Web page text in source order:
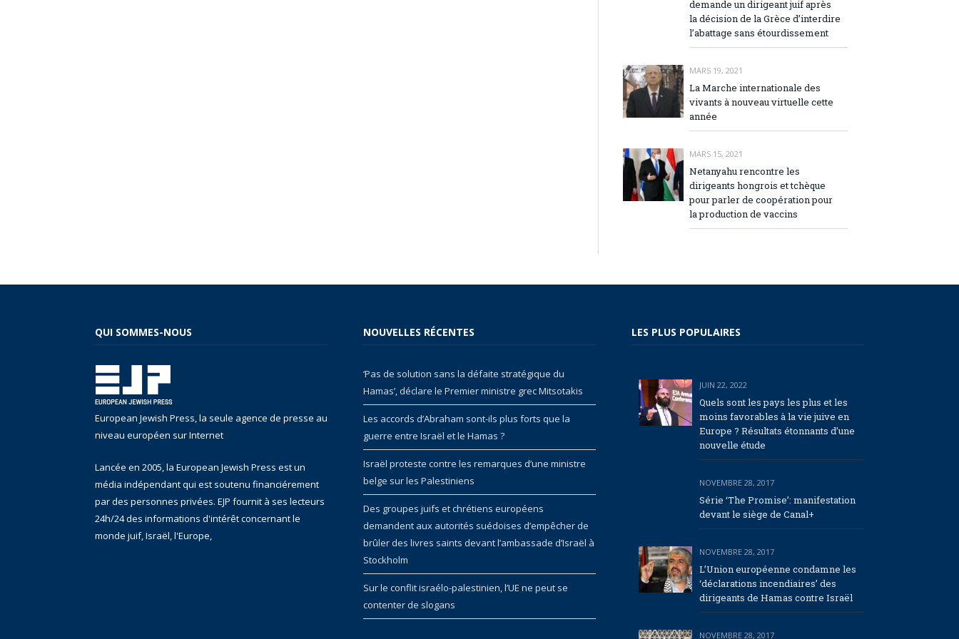
demande un dirigeant juif après
la décision de la Grèce d’interdire
l’abattage sans étourdissement
MARS 19, 2021
La Marche internationale des
vivants à nouveau virtuelle cette
année
MARS 15, 2021
Netanyahu rencontre les
dirigeants hongrois et tchèque
pour parler de coopération pour
la production de vaccins
QUI SOMMES-NOUS
European Jewish Press, la seule agence de presse au
niveau européen sur Internet
Lancée en 2005, la European Jewish Press est un
média indépendant qui est soutenu financiérement
par des personnes privées. EJP fournit à ses lecteurs
24h/24 des informations d'intérêt concernant le
monde juif, Israël, l'Europe,
NOUVELLES RÉCENTES
‘Pas de solution sans la défaite stratégique du
Hamas’, déclare le Premier ministre grec Mitsotakis
Les accords d’Abraham sont-ils plus forts que la
guerre entre Israël et le Hamas ?
Israël proteste contre les remarques d’une ministre
belge sur les Palestiniens
Des groupes juifs et chrétiens européens
demandent aux autorités suédoises d’empêcher de
brûler des livres saints devant l’ambassade d’Israël à
Stockholm
Sur le conflit israélo-palestinien, l’UE ne peut se
contenter de slogans
LES PLUS POPULAIRES
JUIN 22, 2022
Quels sont les pays les plus et les
moins favorables à la vie juive en
Europe ? Résultats étonnants d’une
nouvelle étude
NOVEMBRE 28, 2017
Série ‘The Promise’: manifestation
devant le siège de Canal+
NOVEMBRE 28, 2017
L’Union européenne condamne les
‘déclarations incendiaires’ des
dirigeants de Hamas contre Israël
NOVEMBRE 28, 2017